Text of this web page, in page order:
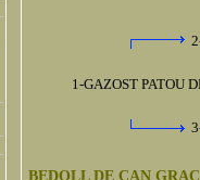
1-GAZOST PATOU
BEDOLL DE CAN